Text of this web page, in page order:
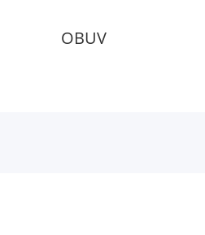
OBUV